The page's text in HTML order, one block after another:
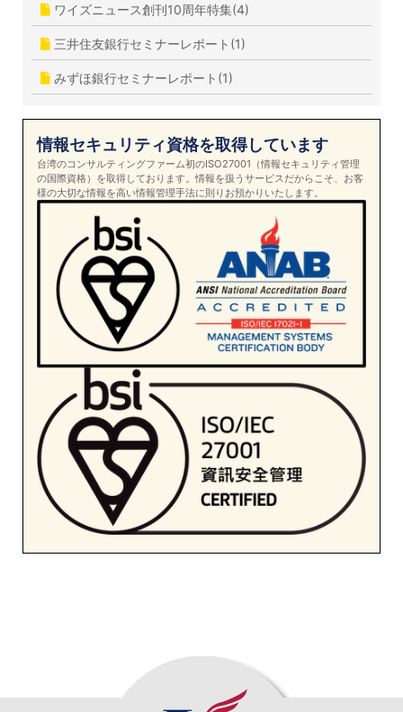
ワイズニュース創刊10周年特集(4)
三井住友銀行セミナーレポート(1)
みずほ銀行セミナーレポート(1)
情報セキュリティ資格を取得しています
台湾のコンサルティングファーム初のISO27001（情報セキュリティ管理
の国際資格）を取得しております。情報を扱うサービスだからこそ、お客
様の大切な情報を高い情報管理手法に則りお預かりいたします。